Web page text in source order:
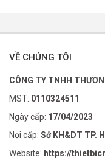
VỀ CHÚNG TÔI
CÔNG TY TNHH
MST: 0110324511
Ngày cấp: 17/04/2023
Nơi cấp: Sở KH&DT TP.
Website: https://